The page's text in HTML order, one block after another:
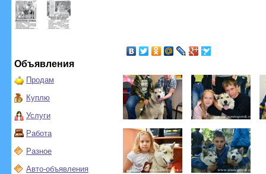
Объявления
Продам
Куплю
Услуги
Работа
Разное
Авто-объявления